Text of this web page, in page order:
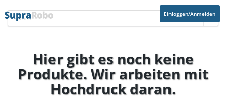
Einloggen/Anmelden
Hier gibt es noch keine
Produkte. Wir arbeiten mit
Hochdruck daran.